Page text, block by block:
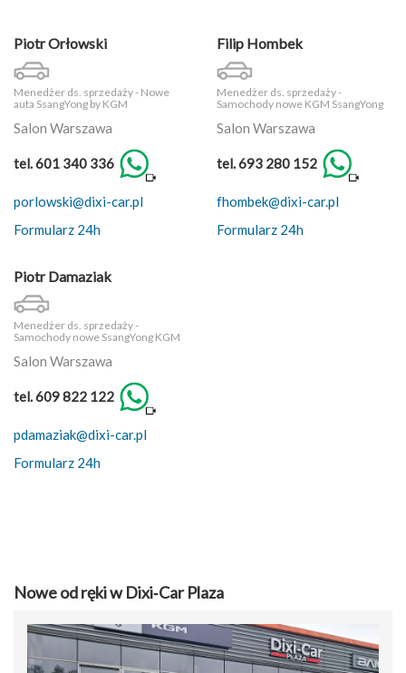
Piotr Orłowski
Menedżer ds. sprzedaży - Nowe
auta SsangYong by KGM
Salon Warszawa
tel. 601 340 336
porlowski@dixi-car.pl
Formularz 24h
Filip Hombek
Menedżer ds. sprzedaży -
Samochody nowe KGM SsangYong
Salon Warszawa
tel. 693 280 152
fhombek@dixi-car.pl
Formularz 24h
Piotr Damaziak
Menedżer ds. sprzedaży -
Samochody nowe SsangYong KGM
Salon Warszawa
tel. 609 822 122
pdamaziak@dixi-car.pl
Formularz 24h
Nowe od ręki w Dixi‑Car Plaza